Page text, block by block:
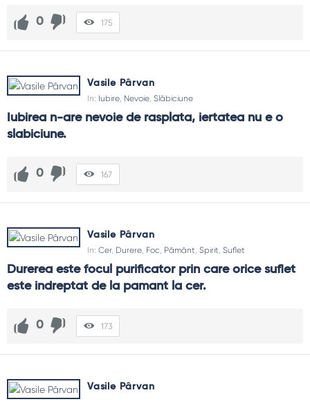
0 175
Vasile Pârvan
In: Iubire, Nevoie, Slăbiciune
Iubirea n-are nevoie de rasplata, iertatea nu e o
slabiciune.
0 167
Vasile Pârvan
In: Cer, Durere, Foc, Pământ, Spirit, Suflet
Durerea este focul purificator prin care orice suflet
este indreptat de la pamant la cer.
0 173
Vasile Pârvan